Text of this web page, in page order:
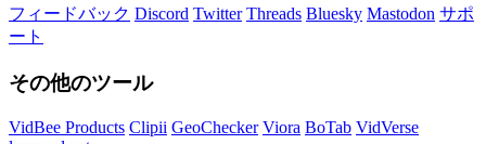
フィードバック Discord Twitter Threads Bluesky Mastodon サポ
ート
その他のツール
VidBee Products Clipii GeoChecker Viora BoTab VidVerse